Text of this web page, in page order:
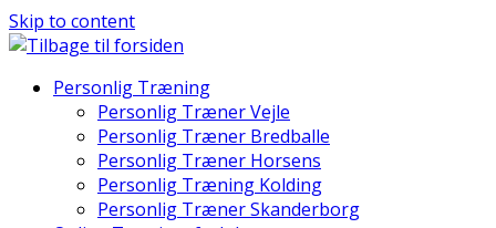
Skip to content
Personlig Træning
Personlig Træner Vejle
Personlig Træner Bredballe
Personlig Træner Horsens
Personlig Træning Kolding
Personlig Træner Skanderborg